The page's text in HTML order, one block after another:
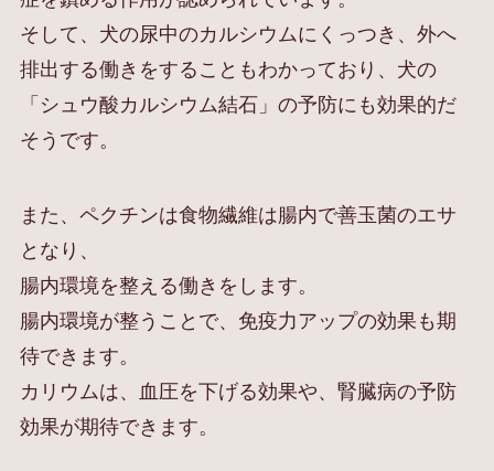
そして、犬の尿中のカルシウムにくっつき、外へ
排出する働きをすることもわかっており、犬の
「シュウ酸カルシウム結石」の予防にも効果的だ
そうです。
また、ペクチンは食物繊維は腸内で善玉菌のエサ
となり、
腸内環境を整える働きをします。
腸内環境が整うことで、免疫力アップの効果も期
待できます。
カリウムは、血圧を下げる効果や、腎臓病の予防
効果が期待できます。